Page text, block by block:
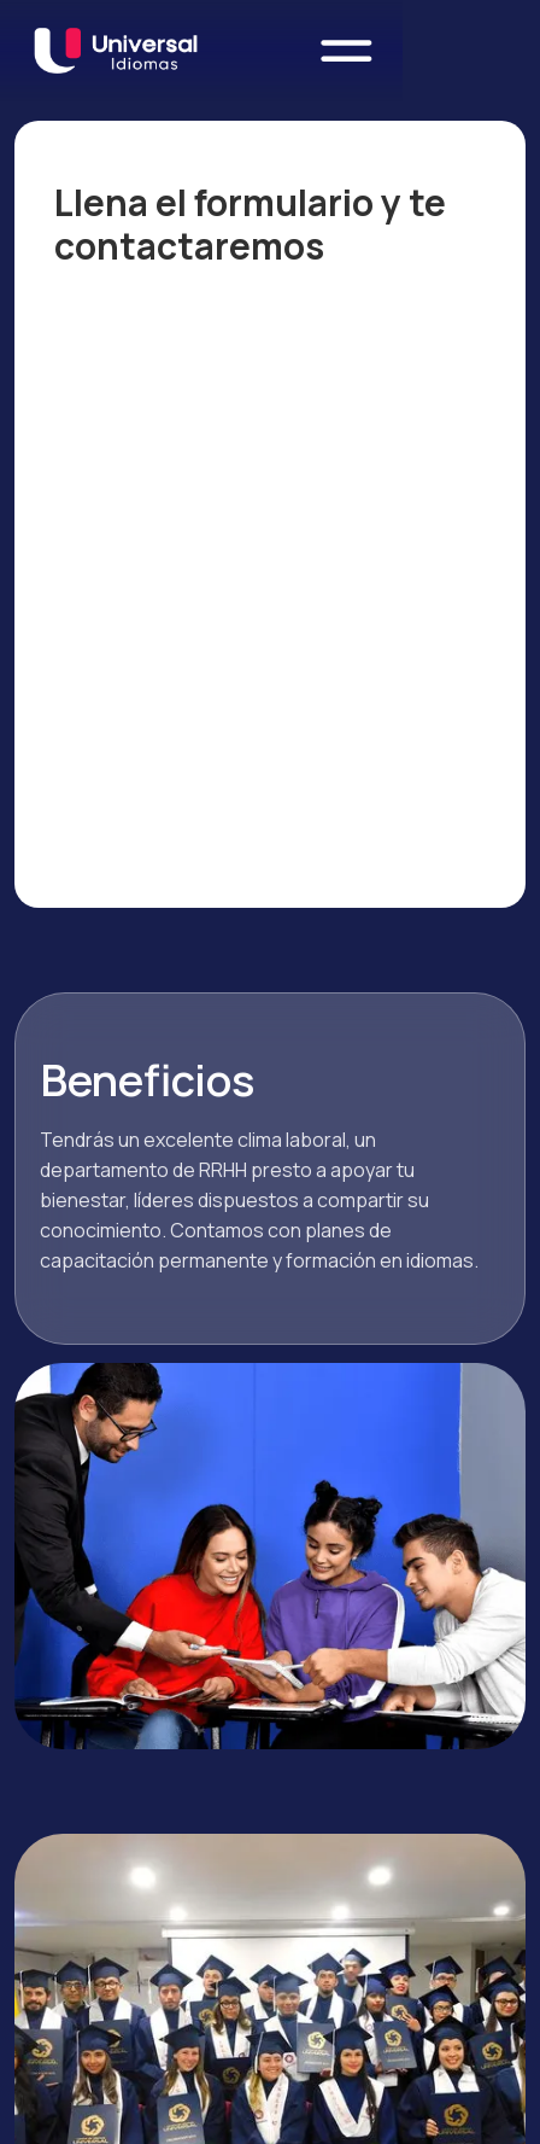
Llena el formulario y te
contactaremos
Beneficios
Tendrás un excelente clima laboral, un
departamento de RRHH presto a apoyar tu
bienestar, líderes dispuestos a compartir su
conocimiento. Contamos con planes de
capacitación permanente y formación en idiomas.